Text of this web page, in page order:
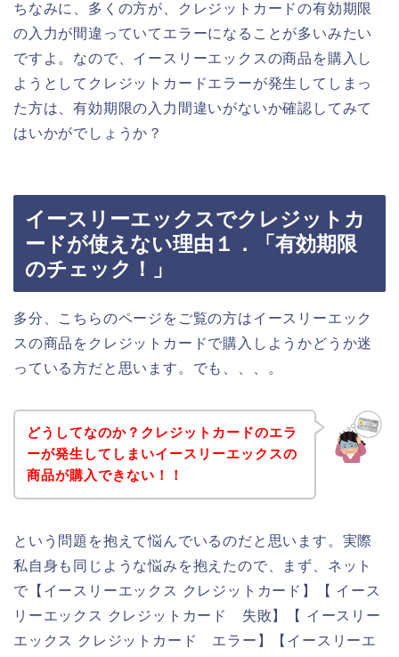
ちなみに、多くの方が、クレジットカードの有効期限
の入力が間違っていてエラーになることが多いみたい
ですよ。なので、イースリーエックスの商品を購入し
ようとしてクレジットカードエラーが発生してしまっ
た方は、有効期限の入力間違いがないか確認してみて
はいかがでしょうか？
イースリーエックスでクレジットカ
ードが使えない理由１．「有効期限
のチェック！」
多分、こちらのページをご覧の方はイースリーエック
スの商品をクレジットカードで購入しようかどうか迷
っている方だと思います。でも、、、。
どうしてなのか？クレジットカードのエラ
ーが発生してしまいイースリーエックスの
商品が購入できない！！
という問題を抱えて悩んでいるのだと思います。実際
私自身も同じような悩みを抱えたので、まず、ネット
で【イースリーエックス クレジットカード】【 イース
リーエックス クレジットカード 失敗】【 イースリー
エックス クレジットカード エラー】【イースリーエ